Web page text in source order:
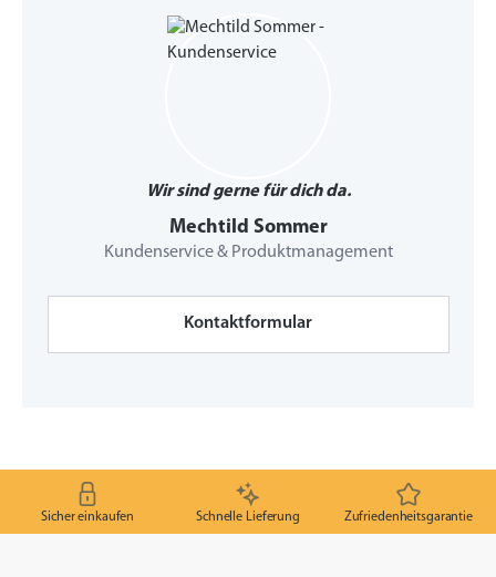
Wir sind gerne für dich da.
Mechtild Sommer
Kundenservice & Produktmanagement
Kontaktformular
Sicher einkaufen Schnelle Lieferung Zufriedenheitsgarantie